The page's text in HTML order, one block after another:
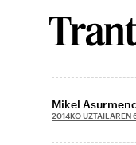
Mikel
2014KO UZTAILAREN